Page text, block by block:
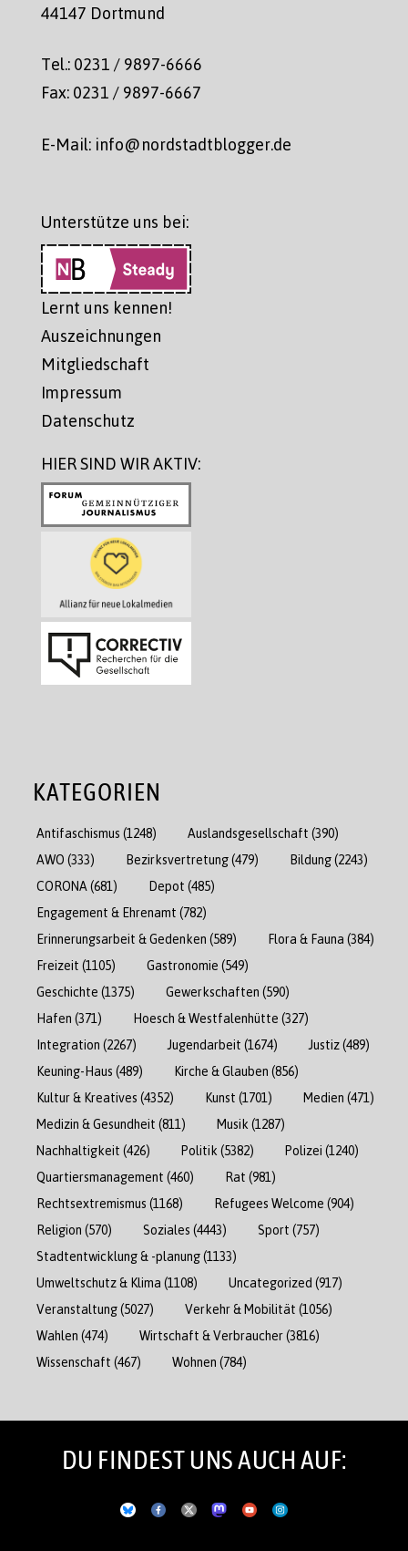
44147 Dortmund
Tel.: 0231 / 9897-6666
Fax: 0231 / 9897-6667
E-Mail: info@nordstadtblogger.de
Unterstütze uns bei:
Lernt uns kennen!
Auszeichnungen
Mitgliedschaft
Impressum
Datenschutz
HIER SIND WIR AKTIV:
KATEGORIEN
Antifaschismus (1248) Auslandsgesellschaft (390)
AWO (333) Bezirksvertretung(479) Bildung(2243)
CORONA (681) Depot (485)
Engagement & Ehrenamt (782)
Erinnerungsarbeit & Gedenken (589) Flora & Fauna (384)
Freizeit (1105) Gastronomie (549)
Geschichte (1375) Gewerkschaften (590)
Hafen (371) Hoesch & Westfalenhütte (327)
Integration (2267) Jugendarbeit (1674) Justiz(489)
Keuning-Haus (489) Kirche & Glauben (856)
Kultur & Kreatives (4352) Kunst (1701) Medien (471)
Medizin & Gesundheit (811) Musik (1287)
Nachhaltigkeit (426) Politik (5382) Polizei (1240)
Quartiersmanagement (460) Rat (981)
Rechtsextremismus (1168) Refugees Welcome (904)
Religion (570) Soziales (4443) Sport (757)
Stadtentwicklung & -planung(1133)
Umweltschutz & Klima (1108) Uncategorized (917)
Veranstaltung(5027) Verkehr & Mobilität (1056)
Wahlen (474) Wirtschaft & Verbraucher(3816)
Wissenschaft (467) Wohnen (784)
DU FINDEST UNS AUCH AUF: